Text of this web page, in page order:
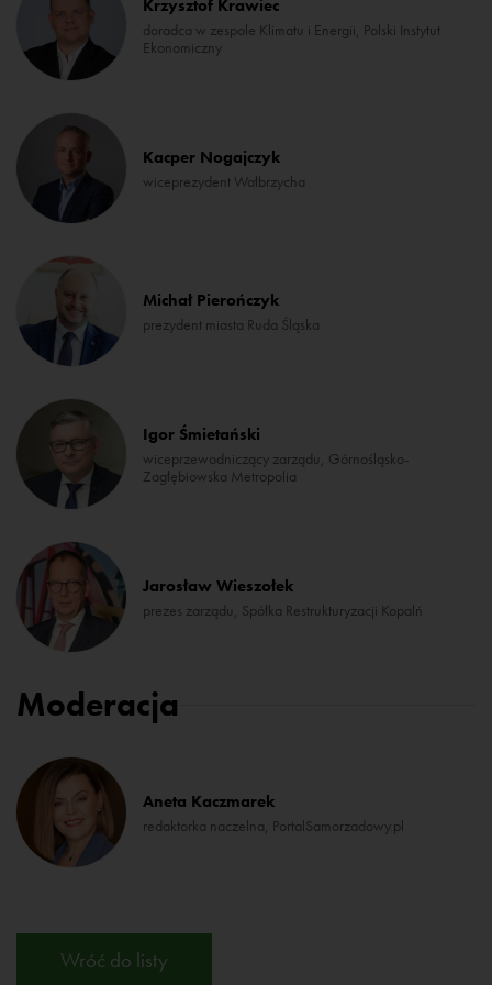
Krzysztof Krawiec
doradca w zespole Klimatu i Energii, Polski Instytut
Ekonomiczny
Kacper Nogajczyk
wiceprezydent Wałbrzycha
Michał Pierończyk
prezydent miasta Ruda Śląska
Igor Śmietański
wiceprzewodniczący zarządu, Górnośląsko-
Zagłębiowska Metropolia
Jarosław Wieszołek
prezes zarządu, Spółka Restrukturyzacji Kopalń
Moderacja
Aneta Kaczmarek
redaktorka naczelna, PortalSamorzadowy.pl
Wróć do listy